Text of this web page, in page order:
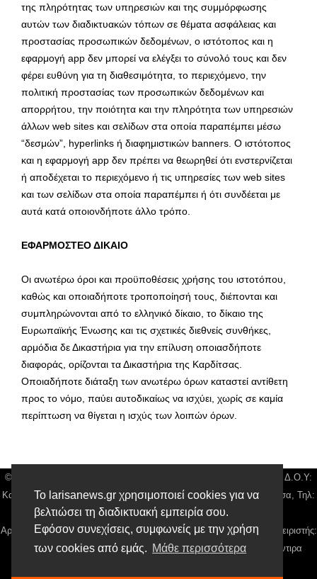
Το larisanews.gr χρησιμοποιεί cookies για να
βελτιώσει τη διαδικτυακή εμπειρία σου.
Εφόσον συνεχίσεις, συμφωνείς με την χρήση
των cookies από εμάς. Μάθε περισσότερα
της πληρότητας των υπηρεσιών και της συμμόρφωσης
αυτών των διαδικτυακών τόπων σε θέματα ασφάλειας και
προστασίας προσωπικών δεδομένων, ο ιστότοπος και η
εφαρμογή app δεν μπορεί να ελέγξει το σύνολό τους και δεν
φέρει ευθύνη για τη διαθεσιμότητα, το περιεχόμενο, την
πολιτική προστασίας των προσωπικών δεδομένων και
απορρήτου, την ποιότητα και την πληρότητα των υπηρεσιών
άλλων web sites και σελίδων στα οποία παραπέμπει μέσω
“δεσμών”, hyperlinks ή διαφημιστικών banners. Ο ιστότοπος
και η εφαρμογή app δεν πρέπει να θεωρηθεί ότι ενστερνίζεται
ή αποδέχεται το περιεχόμενο ή τις υπηρεσίες των web sites
και των σελίδων στα οποία παραπέμπει ή ότι συνδέεται με
αυτά κατά οποιονδήποτε άλλο τρόπο.
ΕΦΑΡΜΟΣΤΕΟ ΔΙΚΑΙΟ
Οι ανωτέρω όροι και προϋποθέσεις χρήσης του ιστοτόπου,
καθώς και οποιαδήποτε τροποποίησή τους, διέπονται και
συμπληρώνονται από το ελληνικό δίκαιο, το δίκαιο της
Ευρωπαϊκής Ένωσης και τις σχετικές διεθνείς συνθήκες,
αρμόδια δε Δικαστήρια για την επίλυση οποιασδήποτε
διαφοράς, ορίζονται τα Δικαστήρια της Καρδίτσας.
Οποιαδήποτε διάταξη των ανωτέρω όρων καταστεί αντίθετη
προς το νόμο, παύει αυτοδικαίως να ισχύει, χωρίς σε καμία
περίπτωση να θίγεται η ισχύς των λοιπών όρων.
© Larisa News | Διακριτικός Τίτλος: Orion Media, ΑΦΜ: 043750542, Δ.Ο.Υ:
Καρδίτσας, Υπο/μα Λάρισας, Δ/νση: Φαρμακίδου 36 τ.κ 41222 Λάρισα, Τηλ:
2410 259100, email: news@larisanews.gr
Αρ. Γεμή: 018804431000, Νόμιμος Εκπρόσωπος, Ιδιοκτήτης και Διαχειριστής:
Παναγιώτης Φιλίππου, Διευθύντρια: Γιαννουσά Βασιλική, Διευθύντιρα